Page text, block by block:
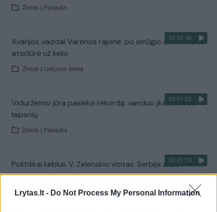
Lrytas.lt - Do Not Process My Personal Information
Žinios Pasaulis
00:00:40
Avarijos vaizdai Varėnos rajone: po smūgio automobilis
atsidūrė už kelio
Žinios Lietuvos diena
00:01:05
Viduržemio jūra pasiekė rekordą: vanduo įkaito iki 33
laipsnių
Žinios Pasaulis
00:01:20
Politiškai keblus V. Zelenskio vizitas: Serbija žada
stiprinti ryšius su Ukraina
Žinios | Pasaulis